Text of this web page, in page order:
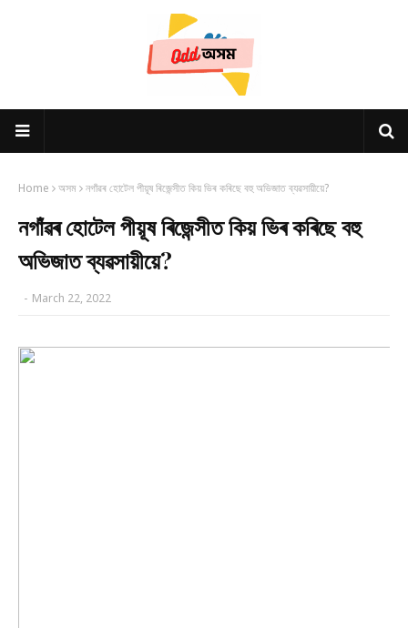
Home অসম নগাঁৱৰ হোটেল পীয়ূষ ৰিজেন্সীত কিয় ভিৰ কৰিছে বহু অভিজাত ব্যৱসায়ীয়ে?
নগাঁৱৰ হোটেল পীয়ূষ ৰিজেন্সীত কিয় ভিৰ কৰিছে বহু
অভিজাত ব্যৱসায়ীয়ে?
- March 22, 2022